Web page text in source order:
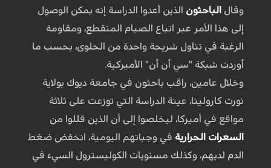
وقال الباحثون الذين أعدوا الدراسة إنه يمكن الوصول
إلى هذا الأمر عبر اتباع الصيام المتقطع، ومقاومة
الرغبة في تناول شريحة واحدة من الحلوى، بحسب ما
أوردت شبكة "سي أن أن" الأميركية.
وخلال عامين، راقب باحثون في جامعة ديوك بولاية
نورث كارولينا، عينة الدراسة التي توزعت على ثلاثة
مواقع في أميركا، ليخلصوا إلى أن الذين قللوا من
السعرات الحرارية في وجباتهم اليومية، انخفض ضغط
الدم لديهم، وكذلك مستويات الكوليسترول السيء في